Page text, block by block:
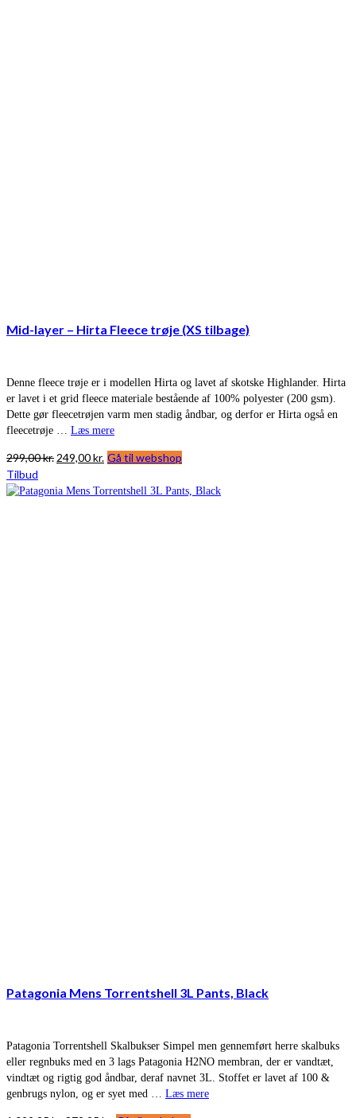
Mid-layer – Hirta Fleece trøje (XS tilbage)
Denne fleece trøje er i modellen Hirta og lavet af skotske Highlander. Hirta
er lavet i et grid fleece materiale bestående af 100% polyester (200 gsm).
Dette gør fleecetrøjen varm men stadig åndbar, og derfor er Hirta også en
fleecetrøje … Læs mere
299,00kr. Den
pris
249,00kr. Den
pris
Gå til webshop
Tilbud
Patagonia Mens Torrentshell 3L Pants, Black
Patagonia Torrentshell Skalbukser Simpel men gennemført herre skalbuks
eller regnbuks med en 3 lags Patagonia H2NO membran, der er vandtæt,
vindtæt og rigtig god åndbar, deraf navnet 3L. Stoffet er lavet af 100 &
genbrugs nylon, og er syet med … Læs mere